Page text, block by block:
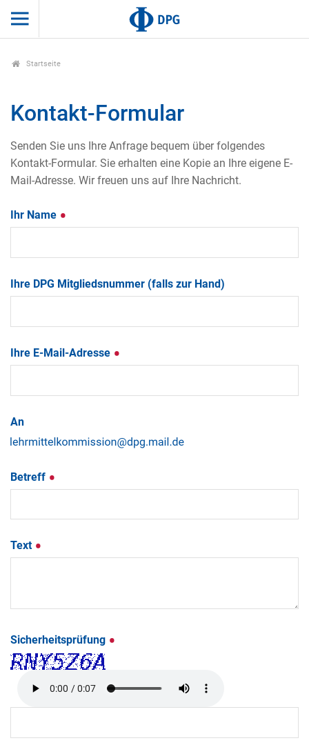
Startseite
Kontakt-Formular
Senden Sie uns Ihre Anfrage bequem über folgendes
Kontakt-Formular. Sie erhalten eine Kopie an Ihre eigene E-
Mail-Adresse. Wir freuen uns auf Ihre Nachricht.
Ihr Name
Ihre DPG Mitgliedsnummer (falls zur Hand)
Ihre E-Mail-Adresse
An
Betreff
Text
Sicherheitsprüfung